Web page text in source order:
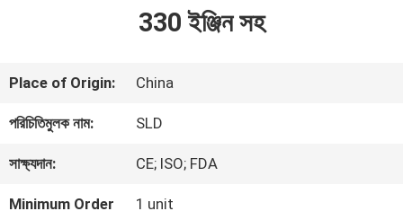
আমাদের
সম্পর্কে
কারখানা
330 ইঞ্জিন সহ
Place of Origin: China
পরিচিতিমুলক নাম: SLD
সাক্ষ্যদান: CE; ISO; FDA
Minimum Order
1 unit